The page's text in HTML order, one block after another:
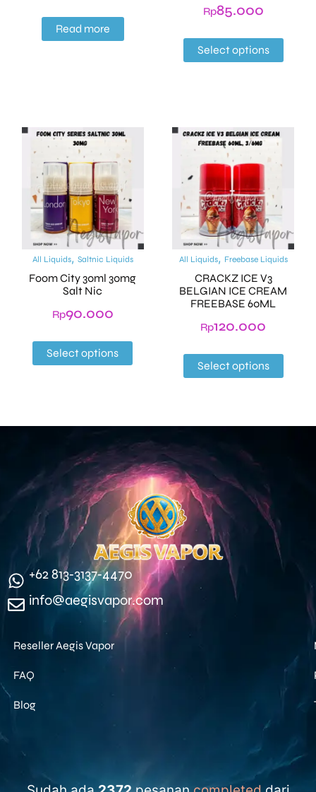
Read more
Rp85.000
Select options
All Liquids, Saltnic Liquids
Foom City 30ml 30mg
Salt Nic
Rp90.000
Select options
All Liquids, Freebase Liquids
CRACKZ ICE V3
BELGIAN ICE CREAM
FREEBASE 60ML
Rp120.000
Select options
‪+62 813‑3137‑4470‬
info@aegisvapor.com
Reseller Aegis Vapor
FAQ
Blog